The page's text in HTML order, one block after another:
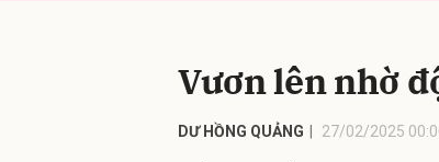
Vươn lên nhờ
DƯ HỒNG QUẢNG 27/02/2025